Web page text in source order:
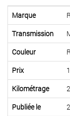
Marque
Transmission
Couleur
Prix
Kilométrage
Publiée le